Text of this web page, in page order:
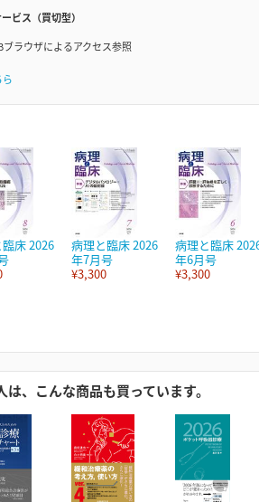
ビス（買切型）
ラウザによるアクセス参照
ら
床 2026
病理と臨床 2026
年7月号
¥3,300
病理と臨床
年6月号
¥3,300
、こんな商品も買っています。